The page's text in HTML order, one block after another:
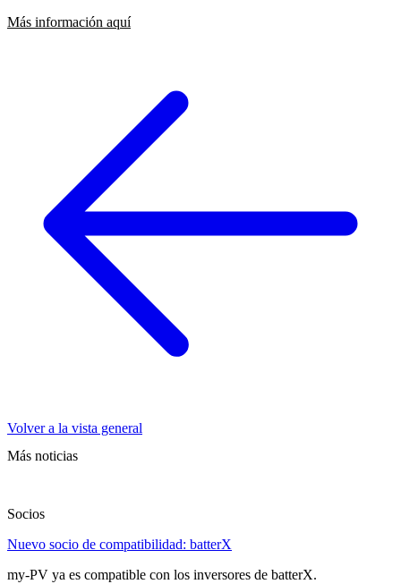
Más información aquí
Volver a la vista general
Más noticias
Socios
Nuevo socio de compatibilidad: batterX
my-PV ya es compatible con los inversores de batterX.